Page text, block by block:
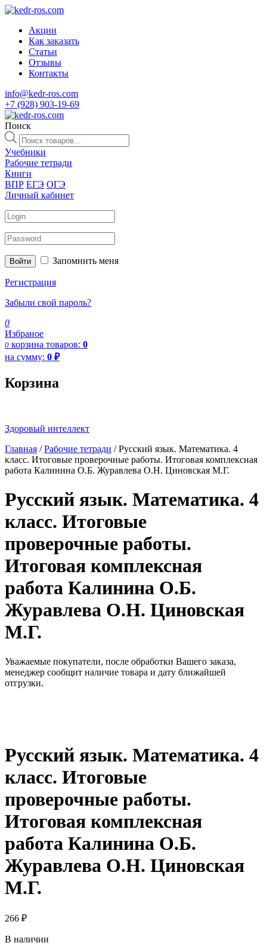
Акции
Как заказать
Статьи
Отзывы
Контакты
info@kedr-ros.com
+7 (928) 903-19-69
Поиск
Поиск
товаров
Учебники
Рабочие тетради
Книги
ВПР ЕГЭ ОГЭ
Личный кабинет
Войти Запомнить меня
Регистрация
Забыли свой пароль?
0
Избраное
0 корзина товаров: 0
на сумму: 0 ₽
Корзина
Здоровый интеллект
Главная /Рабочие тетради / Русский язык. Математика. 4
класс. Итоговые проверочные работы. Итоговая комплексная
работа Калинина О.Б. Журавлева О.Н. Циновская М.Г.
Русский язык. Математика. 4
класс. Итоговые
проверочные работы.
Итоговая комплексная
работа Калинина О.Б.
Журавлева О.Н. Циновская
М.Г.
Уважаемые покупатели, после обработки Вашего заказа,
менеджер сообщит наличие товара и дату ближайшей
отгрузки.
Русский язык. Математика. 4
класс. Итоговые
проверочные работы.
Итоговая комплексная
работа Калинина О.Б.
Журавлева О.Н. Циновская
М.Г.
266 ₽
В наличии